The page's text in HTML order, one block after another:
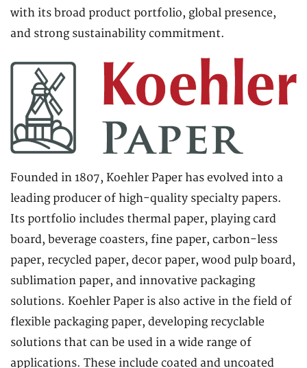
with its broad product portfolio, global presence,
and strong sustainability commitment.
Founded in 1807, Koehler Paper has evolved into a
leading producer of high-quality specialty papers.
Its portfolio includes thermal paper, playing card
board, beverage coasters, fine paper, carbon-less
paper, recycled paper, decor paper, wood pulp board,
sublimation paper, and innovative packaging
solutions. Koehler Paper is also active in the field of
flexible packaging paper, developing recyclable
solutions that can be used in a wide range of
applications. These include coated and uncoated